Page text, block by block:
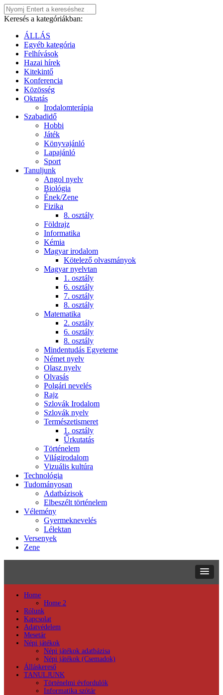
Keresés a kategóriákban:
ÁLLÁS
Egyéb kategória
Felhívások
Hazai hírek
Kitekintő
Konferencia
Közösség
Oktatás
Irodalomterápia
Szabadidő
Hobbi
Játék
Könyvajánló
Lapajánló
Sport
Tanuljunk
Angol nyelv
Biológia
Ének/Zene
Fizika
8. osztály
Földrajz
Informatika
Kémia
Magyar irodalom
Kötelező olvasmányok
Magyar nyelvtan
1. osztály
6. osztály
7. osztály
8. osztály
Matematika
2. osztály
6. osztály
8. osztály
Mindentudás Egyeteme
Német nyelv
Olasz nyelv
Olvasás
Polgári nevelés
Rajz
Szlovák Irodalom
Szlovák nyelv
Természetismeret
1. osztály
Űrkutatás
Történelem
Világirodalom
Vizuális kultúra
Technológia
Tudományosan
Adatbázisok
Elbeszélt történelem
Vélemény
Gyermeknevelés
Lélektan
Versenyek
Zene
Home
Home 2
Rólunk
Kapcsolat
Adatvédelem
Mesetár
Népi játékok
Népi játékok adatbázisa
Népi játékok (Csemadok)
Álláskereső
TANULJUNK
Történelmi évfordulók
Informatika szótár